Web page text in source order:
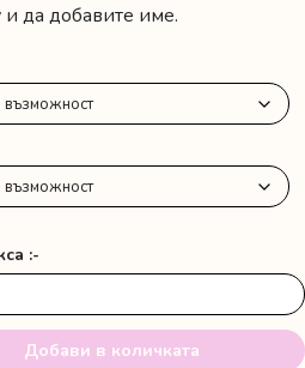
и да добавите име.
:-
Добави в количката